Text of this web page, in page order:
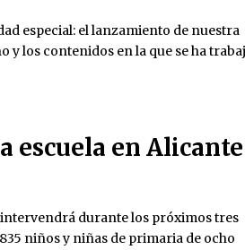
especial: el lanzamiento de nuestra
y los contenidos en la que se ha
escuela en Alicante
durante los próximos tres
niños y niñas de primaria de ocho